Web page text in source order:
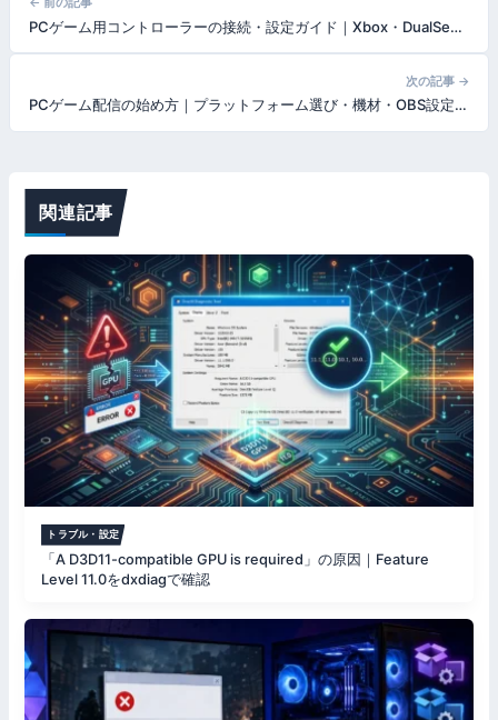
稿
ビ
シ
ン
PCゲーム用コントローラーの接続・設定ガイド｜Xbox・DualSense・Switch Proの使い方とトラブル対処【2026年版】
次の記事 →
PCゲーム配信の始め方｜プラットフォーム選び・機材・OBS設定・収益化まで初心者向けに解説【2026年版】
関連記事
トラブル・設定
「A D3D11-compatible GPU is required」の原因｜Feature
Level 11.0をdxdiagで確認